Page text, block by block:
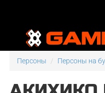
Персоны Персоны на